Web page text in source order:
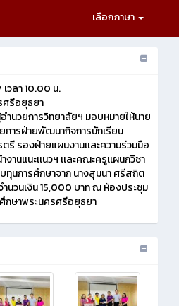
เลือกภาษา
วลา 10.00 น.
ศรีอยุธยา
ำนวยการวิทยาลัยฯ มอบหมายให้นาย
ารฝ่ายพัฒนากิจการนักเรียน
รี รองฝ่ายแผนงานเเละความร่วมมือ
นเเนะเเนวฯ เเละคณะครูเเผนกวิชา
บทุนการศึกษาจาก นางสุมนา ศรีสถิต
ำนวนเงิน 15,000 บาท ณ ห้องประชุม
ษาพระนครศรีอยุธยา